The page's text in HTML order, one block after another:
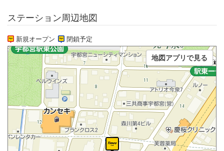
ステーション周辺地図
新規オープン 閉鎖予定
地図アプリで見る